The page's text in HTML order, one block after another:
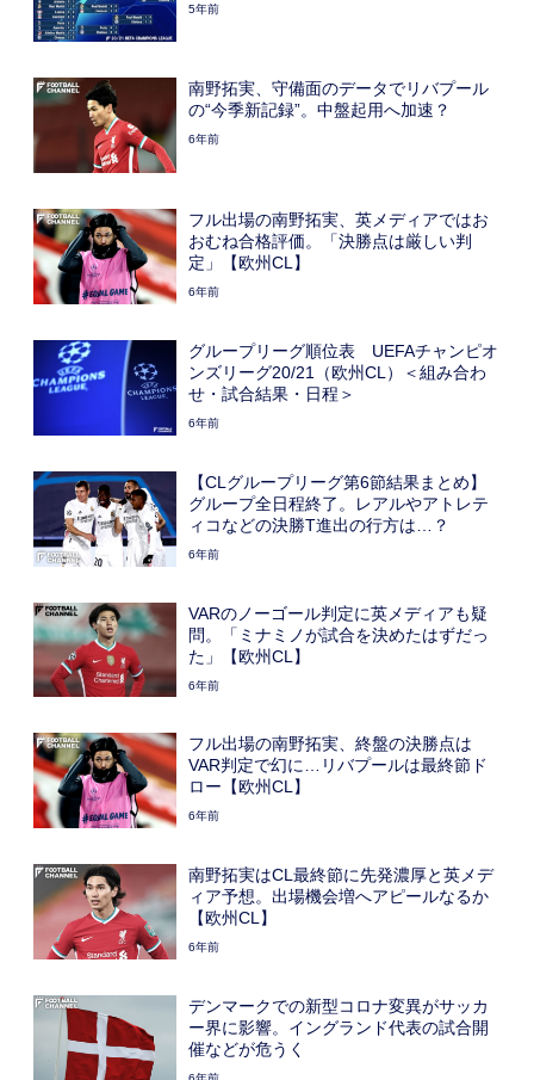
5年前
南野拓実、守備面のデータでリバプール
の“今季新記録”。中盤起用へ加速？
6年前
フル出場の南野拓実、英メディアではお
おむね合格評価。「決勝点は厳しい判
定」【欧州CL】
6年前
グループリーグ順位表 UEFAチャンピオ
ンズリーグ20/21（欧州CL）＜組み合わ
せ・試合結果・日程＞
6年前
【CLグループリーグ第6節結果まとめ】
グループ全日程終了。レアルやアトレテ
ィコなどの決勝T進出の行方は…？
6年前
VARのノーゴール判定に英メディアも疑
問。「ミナミノが試合を決めたはずだっ
た」【欧州CL】
6年前
フル出場の南野拓実、終盤の決勝点は
VAR判定で幻に…リバプールは最終節ド
ロー【欧州CL】
6年前
南野拓実はCL最終節に先発濃厚と英メデ
ィア予想。出場機会増へアピールなるか
【欧州CL】
6年前
デンマークでの新型コロナ変異がサッカ
ー界に影響。イングランド代表の試合開
催などが危うく